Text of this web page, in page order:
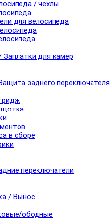
/ чехлы
для велосипеда
Заплатки для камер
заднего переключателя
в сборе
переключатели
/ Вынос
ободные